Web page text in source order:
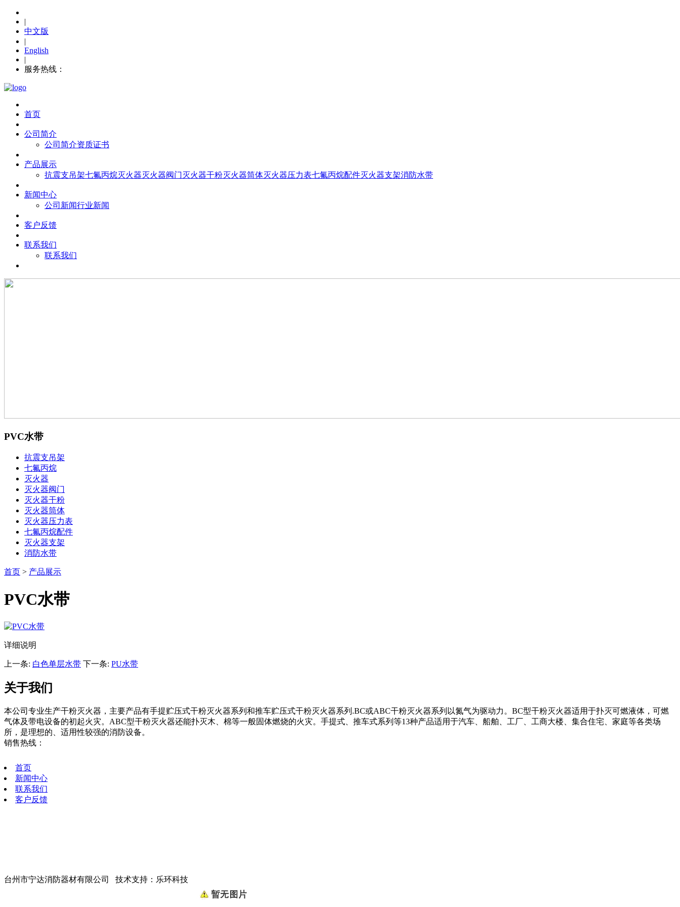
|
中文版
|
English
|
服务热线：
首页
公司简介
公司简介资质证书
产品展示
抗震支吊架七氟丙烷灭火器灭火器阀门 灭火器干粉灭火器筒体灭火器压力表七氟丙烷配件灭火器支架消防水带
新闻中心
公司新闻行业新闻
客户反馈
联系我们
联系我们
PVC水带
抗震支吊架
七氟丙烷
灭火器
灭火器阀门
灭火器干粉
灭火器筒体
灭火器压力表
七氟丙烷配件
灭火器支架
消防水带
首页 > 产品展示
PVC水带
详细说明
上一条: 白色单层水带 下一条: PU水带
关于我们
本公司专业生产干粉灭火器，主要产品有手提贮压式干粉灭火器系列和推车贮压式干粉灭火器系列.BC或ABC干粉灭火器系列以氮气为驱动力。BC型干粉灭火器适用于扑灭可燃液体，可燃
气体及带电设备的初起火灾。ABC型干粉灭火器还能扑灭木、棉等一般固体燃烧的火灾。手提式、推车式系列等13种产品适用于汽车、船舶、工厂、工商大楼、集合住宅、家庭等各类场
所，是理想的、适用性较强的消防设备。
销售热线：
首页
新闻中心
联系我们
客户反馈
台州市宁达消防器材有限公司 技术支持：乐环科技